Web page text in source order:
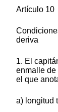
Artículo 10
deriva
1. El
enmalle de
el que
a) longitud